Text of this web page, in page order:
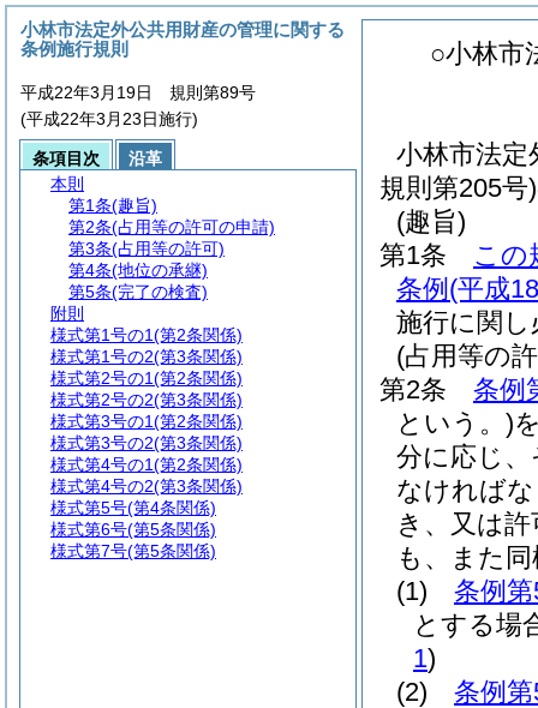
○小林市
小林市法定
規則第205
(趣旨)
第1条
この
条例 (平成
施行に関
(占用等の
第2条
条例
という。)
分に応じ
なければ
き、又は
も、また
(1)
条例
とする場
1)
(2)
条例
小林市法定外公共用財産の管理に関する
条例施行規則
平成22年3月19日 規則第89号
(平成22年3月23日施行)
条項目次
沿革
本則
第1条(趣旨)
第2条(占用等の許可の申請)
第3条(占用等の許可)
第4条(地位の承継)
第5条(完了の検査)
附則
様式第1号の1(第2条関係)
様式第1号の2(第3条関係)
様式第2号の1(第2条関係)
様式第2号の2(第3条関係)
様式第3号の1(第2条関係)
様式第3号の2(第3条関係)
様式第4号の1(第2条関係)
様式第4号の2(第3条関係)
様式第5号(第4条関係)
様式第6号(第5条関係)
様式第7号(第5条関係)